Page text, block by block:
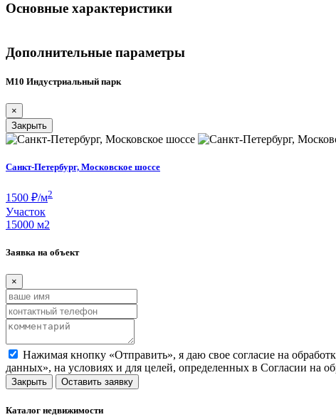
Основные характеристики
Дополнительные параметры
М10 Индустриальный парк
×
Закрыть
Санкт-Петербург, Московское шоссе
1500 ₽/м2
Участок
15000 м2
Заявка на объект
×
Нажимая кнопку «Отправить», я даю свое согласие на
данных», на условиях и для целей, определенных в Согласии на
Закрыть Оставить заявку
Каталог недвижимости